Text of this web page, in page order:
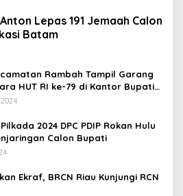
Lepas 191 Jemaah Calon
Batam
Rambah Tampil Garang
HUT RI ke-79 di Kantor Bupati
2024 DPC PDIP Rokan Hulu
Calon Bupati
Ekraf, BRCN Riau Kunjungi RCN